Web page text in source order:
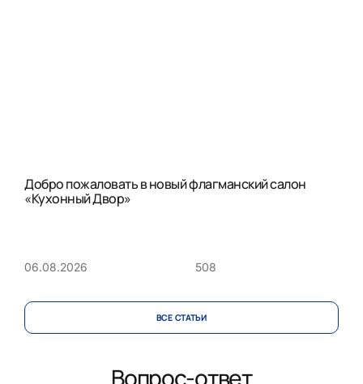
Добро пожаловать в новый флагманский салон
«Кухонный Двор»
06.08.2026 508
ВСЕ CТАТЬИ
Вопрос-ответ